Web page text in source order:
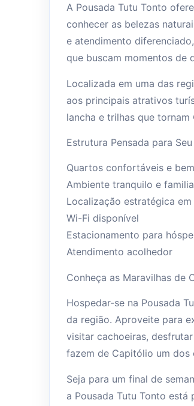
A Pousada Tutu Tonto
conhecer as belezas
e atendimento
que buscam momentos de
Localizada em uma das
aos principais atrativos
lancha e trilhas que
Estrutura Pensada para
Quartos confortáveis e
Ambiente tranquilo e
Localização estratégica
Wi-Fi disponível
Estacionamento para
Atendimento acolhedor
Conheça as Maravilhas de
Hospedar-se na Pousada
da região. Aproveite para
visitar cachoeiras,
fazem de Capitólio um dos
Seja para um final de
a Pousada Tutu Tonto